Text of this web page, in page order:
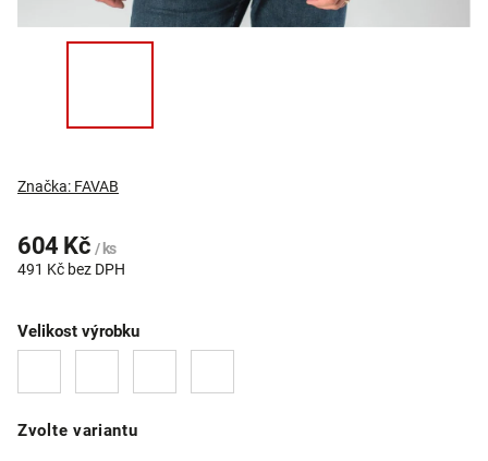
Značka: FAVAB
604 Kč / ks
491 Kč bez DPH
Zvolte variantu
Velikost výrobku